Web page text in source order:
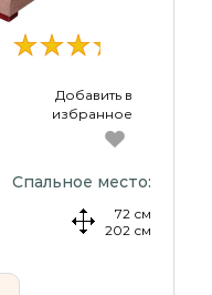
Добавить в
избранное
Спальное место:
72 см
202 см